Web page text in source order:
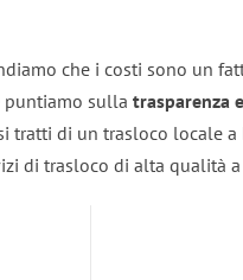
che i costi sono un
puntiamo sulla trasparenza
tratti di un trasloco locale a
di trasloco di alta qualità